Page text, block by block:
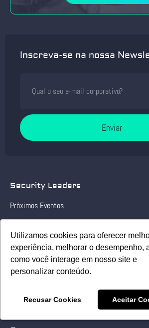
Utilizamos cookies para oferecer
experiência, melhorar o desempenho,
como você interage em nosso site e
personalizar conteúdo.
Recusar Cookies Aceitar
Utilizamos cookies para oferecer
experiência, melhorar o desempenho,
como você interage em nosso site e
personalizar conteúdo.
Recusar Cookies Aceitar
Inscreva-se na nossa
Enviar
Security Leaders
Próximos Eventos
Security Report
TVSecurity